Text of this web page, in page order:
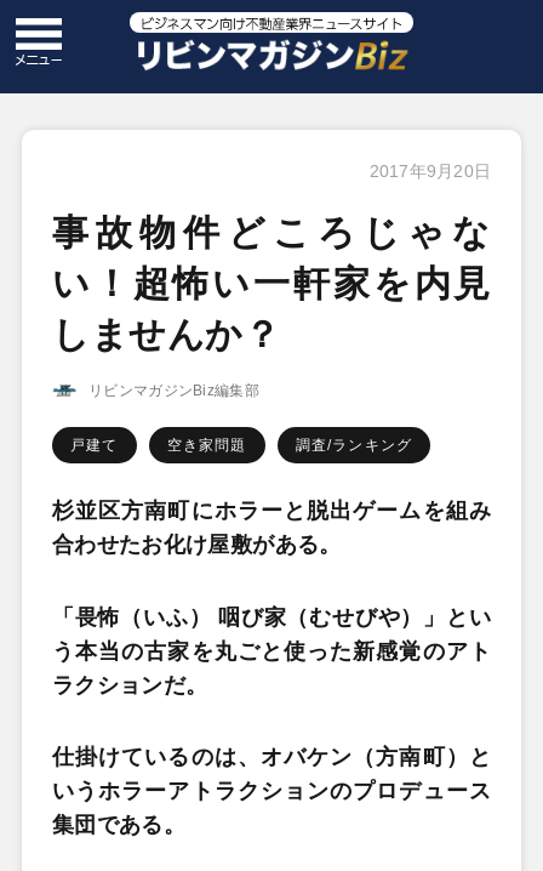
2017年9月20日
事故物件どころじゃな
い！超怖い一軒家を内見
しませんか？
リビンマガジンBiz編集部
戸建て 空き家問題 調査/ランキング
杉並区方南町にホラーと脱出ゲームを組み
合わせたお化け屋敷がある。
「畏怖（いふ） 咽び家（むせびや）」とい
う本当の古家を丸ごと使った新感覚のアト
ラクションだ。
仕掛けているのは、オバケン（方南町）と
いうホラーアトラクションのプロデュース
集団である。